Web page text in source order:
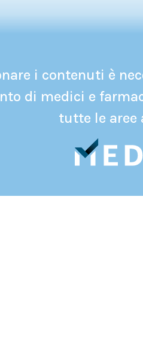
i contenuti è
di medici e
tutte le aree